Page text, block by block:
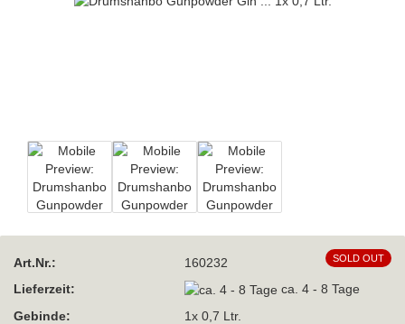
SOLD OUT
Art.Nr.:
160232
Lieferzeit:
ca. 4 - 8 Tage
Gebinde:
1x 0,7 Ltr.